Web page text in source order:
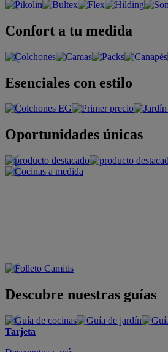
Confort a tu medida
Esenciales con estilo
Oportunidades únicas
Descubre nuestras guías
Tarjeta